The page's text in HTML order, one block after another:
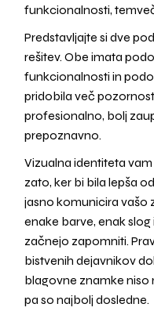
funkcionalnosti,
Predstavljajte si dve
rešitev. Obe imata
funkcionalnosti in
pridobila več
profesionalno, bolj
prepoznavno.
Vizualna identiteta
zato, ker bi bila lepša
jasno komunicira vašo
enake barve, enak
začnejo zapomniti.
bistvenih dejavnikov
blagovne znamke niso
pa so najbolj dosledne.